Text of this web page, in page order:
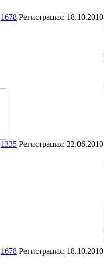
1678 Регистрация: 18.10.2010
1335 Регистрация: 22.06.2010
1678 Регистрация: 18.10.2010